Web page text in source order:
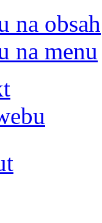
na obsah
na menu